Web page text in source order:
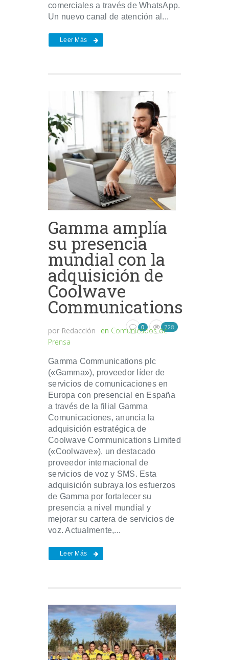
comerciales a través de WhatsApp.
Un nuevo canal de atención al...
Leer Más
Gamma amplía
su presencia
mundial con la
adquisición de
Coolwave
Communications
por Redacción en Comunicados de
Prensa
0 728
Gamma Communications plc
(«Gamma»), proveedor líder de
servicios de comunicaciones en
Europa con presencial en España
a través de la filial Gamma
Comunicaciones, anuncia la
adquisición estratégica de
Coolwave Communications Limited
(«Coolwave»), un destacado
proveedor internacional de
servicios de voz y SMS. Esta
adquisición subraya los esfuerzos
de Gamma por fortalecer su
presencia a nivel mundial y
mejorar su cartera de servicios de
voz. Actualmente,...
Leer Más